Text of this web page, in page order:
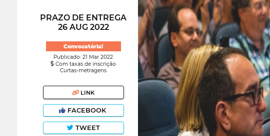
PRAZO DE ENTREGA
26 AUG 2022
Convocatória!
Publicado: 21 Mar 2022
Com taxas de inscrição
Curtas-metragens
LINK
FACEBOOK
TWEET